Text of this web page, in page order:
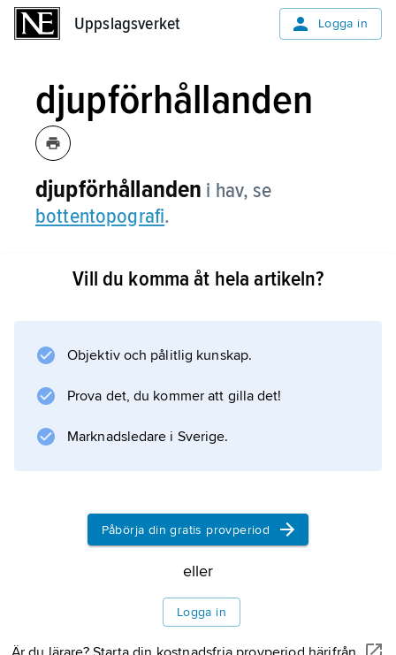
Uppslagsverket Logga in
djupförhållanden
djupförhållanden i hav, se
bottentopografi.
Vill du komma åt hela artikeln?
Objektiv och pålitlig kunskap.
Prova det, du kommer att gilla det!
Marknadsledare i Sverige.
Påbörja din gratis provperiod
eller
Logga in